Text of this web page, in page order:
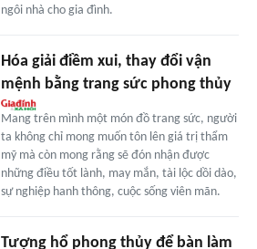
ngôi nhà cho gia đình.
Hóa giải điềm xui, thay đổi vận
mệnh bằng trang sức phong thủy
Mang trên mình một món đồ trang sức, người
ta không chỉ mong muốn tôn lên giá trị thẩm
mỹ mà còn mong rằng sẽ đón nhận được
những điều tốt lành, may mắn, tài lộc dồi dào,
sự nghiệp hanh thông, cuộc sống viên mãn.
Tượng hổ phong thủy để bàn làm